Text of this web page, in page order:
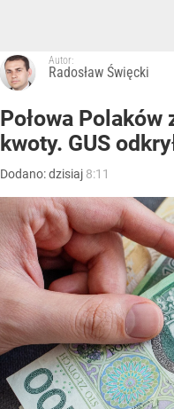
Autor:
Radosław Święcki
Połowa
kwoty. GUS
Dodano:dzisiaj 8:11